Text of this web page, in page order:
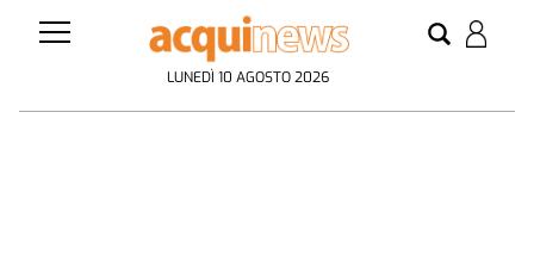
LUNEDÌ 10 AGOSTO 2026